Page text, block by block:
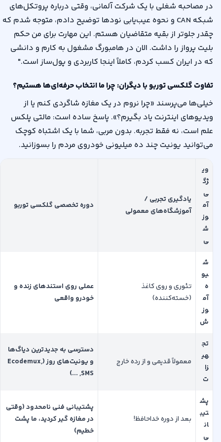
در مصاحبه شغلی با یک شرکت آلمانی، وقتی درباره پروتکل‌های
شبکه
و نحوه عیب‌یابی نودها توضیح دادم، متوجه شدم که
چقدر جلوتر از بقیه متقاضیان هستم. این مهارت برای من حکم
بلیت پرواز را داشت. الان در هامبورگ مشغول به کارم و دانشی
که در ایران کسب کردم، کاملاً اینجا کاربردی و پول‌ساز است."
تفاوت گلکسی توربو با دیگران: چرا ما انتخاب حرفه‌ای‌ها هستیم؟
خیلی‌ها می‌پرسند «چرا نروم در یک مغازه شاگردی کنم یا از
ویدیوهای اینترنت یاد بگیرم؟». پاسخ ساده است: مالتی پلکس
علم است، نه فقط تجربه. بدون مربی، شما با یک اشتباه کوچک
می‌توانید یونیت چند ده میلیونی خودروی مردم را بسوزانید.
وی
ژگ
ی
آم
وز
ش
ی
یادگیری تجربی /
آموزشگاه‌های معمولی
دوره تخصصی گلکسی توربو
ش
یو
ه
آم
وز
ش
تئوری و روی کاغذ
(خسته‌کننده)
عملی روی استندهای زنده و
خودرو واقعی
تج
هی
زا
ت
معمولاً قدیمی و از رده خارج
دسترسی به جدیدترین دیاگ‌ها
و یونیت‌های روز (Ecodemux,
SMS
, ...)
پش
تیب
ان
ی
بعد از دوره خداحافظ!
پشتیبانی فنی نامحدود (وقتی
در مغازه گیر کردید، ما پشت
خطیم)